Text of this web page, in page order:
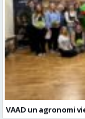
VAAD un agronomi
Citi raksti